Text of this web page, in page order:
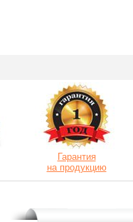
Гарантия
на продукцию